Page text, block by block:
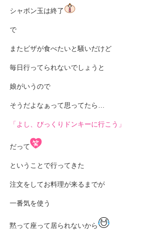
シャボン玉は終了
で
またビザが食べたいと騒いだけど
毎日行ってられないでしょうと
娘がいうので
そうだよなぁって思ってたら…
「よし、びっくりドンキーに行こう」
だって
ということで行ってきた
注文をしてお料理が来るまでが
一番気を使う
黙って座って居られないから